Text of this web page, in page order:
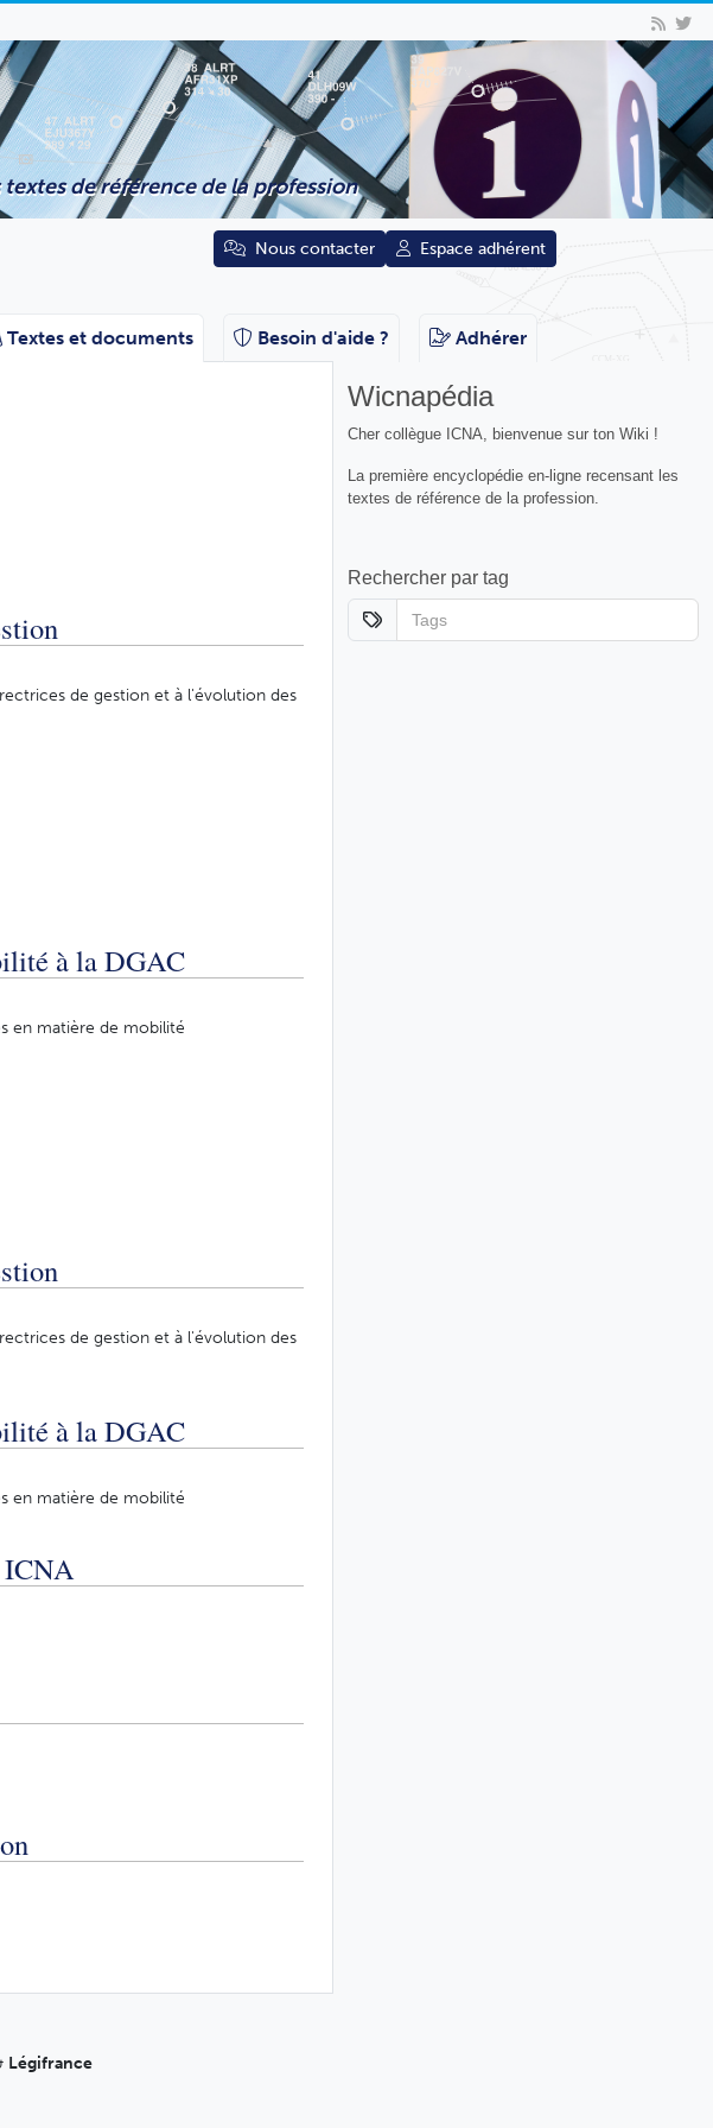
textes de référence de la profession
Nous contacter Espace adhérent
Textes et documents Besoin d'aide ? Adhérer
de gestion et à l'évolution des
à la DGAC
en matière de mobilité
de gestion et à l'évolution des
à la DGAC
en matière de mobilité
ICNA
Wicnapédia
Cher collègue ICNA, bienvenue sur ton Wiki !
La première encyclopédie en-ligne recensant les
textes de référence de la profession.
Rechercher par tag
Légifrance